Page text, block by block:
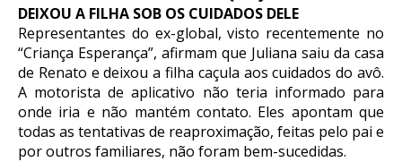
DEIXOU A FILHA SOB OS CUIDADOS DELE
Representantes do ex-global, visto recentemente no
“Criança Esperança”, afirmam que Juliana saiu da casa
de Renato e deixou a filha caçula aos cuidados do avô.
A motorista de aplicativo não teria informado para
onde iria e não mantém contato. Eles apontam que
todas as tentativas de reaproximação, feitas pelo pai e
por outros familiares, não foram bem-sucedidas.